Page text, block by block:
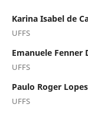
Karina Isabel de
UFFS
Emanuele Fenner
UFFS
Paulo Roger
UFFS